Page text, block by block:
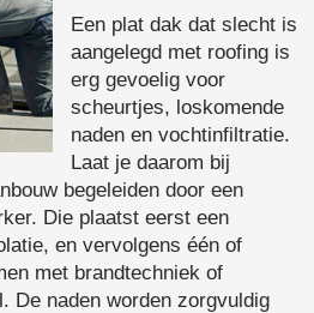
Een plat dak dat slecht is
aangelegd met roofing is
erg gevoelig voor
scheurtjes, loskomende
naden en vochtinfiltratie.
Laat je daarom bij
begeleiden door een
Die plaatst eerst een
en vervolgens één of
met brandtechniek of
De naden worden zorgvuldig